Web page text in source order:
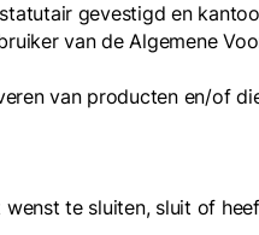
gevestigd en
van de Algemene
van producten en/of
te sluiten, sluit of